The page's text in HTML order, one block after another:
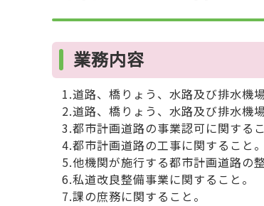
業務内容
1.道路、橋りょう、水路及び排水機
2.道路、橋りょう、水路及び排水機
3.都市計画道路の事業認可に関するこ
4.都市計画道路の工事に関すること。
5.他機関が施行する都市計画道路の
6.私道改良整備事業に関すること。
7.課の庶務に関すること。